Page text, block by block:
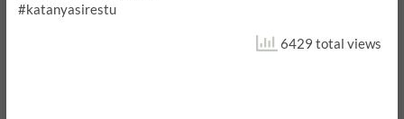
#katanyasirestu
6429 total views